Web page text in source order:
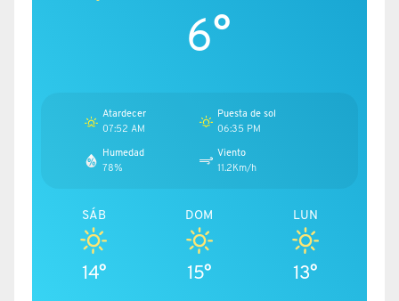
6°
Atardecer
07:52 AM
Puesta de sol
06:35 PM
Humedad
78%
Viento
11.2Km/h
SÁB
14°
DOM
15°
LUN
13°